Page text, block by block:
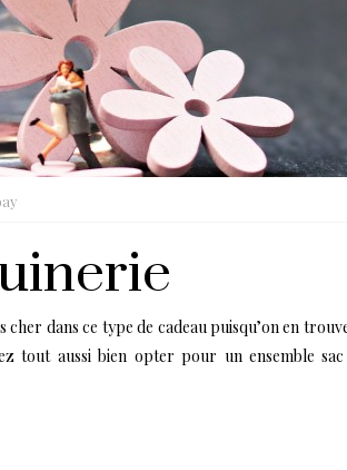
dans ce type de cadeau puisqu’on en
tout aussi bien opter pour un ensemble